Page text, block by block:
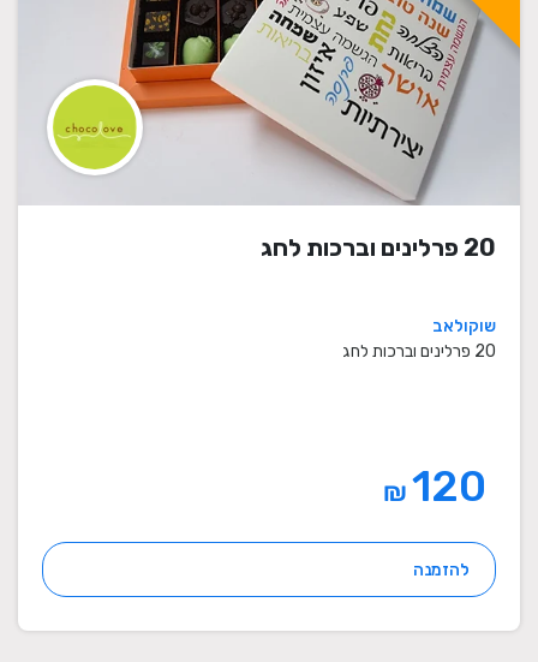
20 פרלינים וברכות לחג
שוקולאב
20 פרלינים וברכות לחג
₪
להזמנה